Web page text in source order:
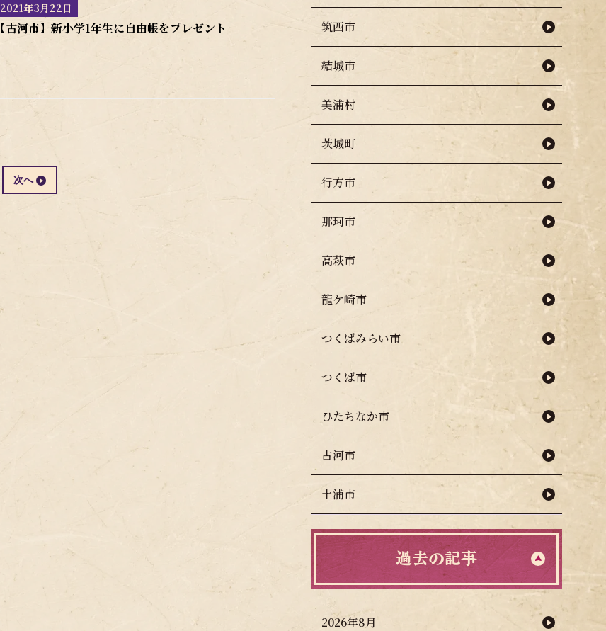
2021年3月22日
【古河市】新小学1年生に自由帳をプレゼント
次へ
筑西市
結城市
美浦村
茨城町
行方市
那珂市
高萩市
龍ケ崎市
つくばみらい市
つくば市
ひたちなか市
古河市
土浦市
過去の記事
2026年8月